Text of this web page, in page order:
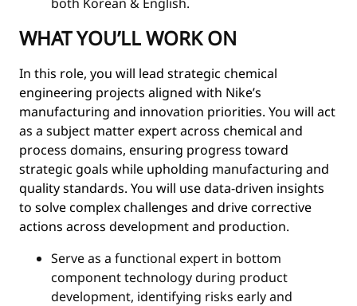
WHAT YOU’LL WORK ON
In this role, you will lead strategic chemical
engineering projects aligned with Nike’s
manufacturing and innovation priorities. You will act
as a subject matter expert across chemical and
process domains, ensuring progress toward
strategic goals while upholding manufacturing and
quality standards. You will use data-driven insights
to solve complex challenges and drive corrective
actions across development and production.
Serve as a functional expert in bottom
component technology during product
development, identifying risks early and